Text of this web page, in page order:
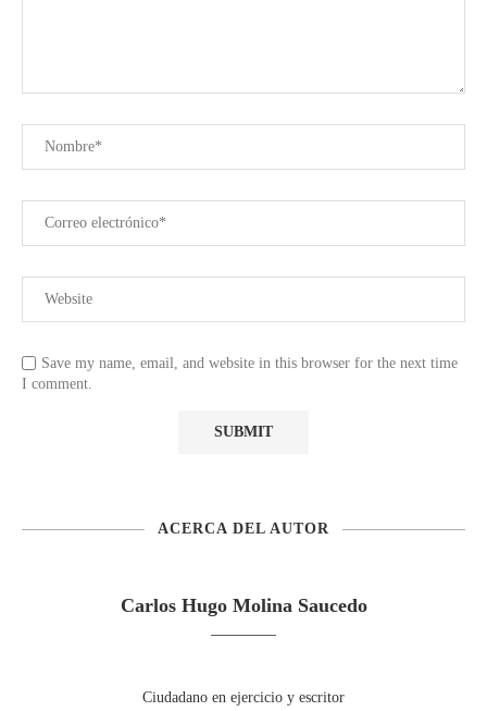
Save my name, email, and website in this browser for the next time
I comment.
ACERCA DEL AUTOR
Carlos Hugo Molina Saucedo
Ciudadano en ejercicio y escritor